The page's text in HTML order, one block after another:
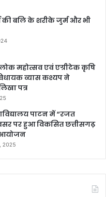
की बलि के शरीके जुर्म और भी
महोत्सव एवं एग्रीटेक कृषि
व्यास कश्यप ने
पत्र
पाटन में “रजत
पर हुआ विकसित छत्तीसगढ़
आयोजन
2025